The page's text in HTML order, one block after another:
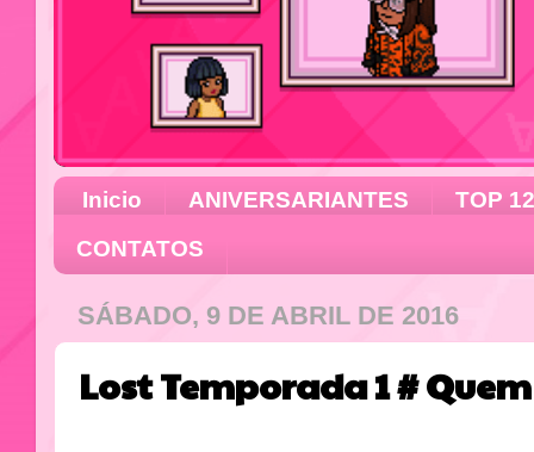
Inicio ANIVERSARIANTES
TOP 12
CONTATOS
SÁBADO, 9 DE ABRIL DE 2016
Lost Temporada 1 #